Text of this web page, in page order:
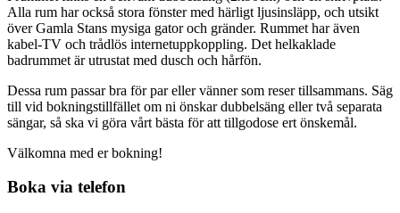
Alla rum har också stora fönster med härligt ljusinsläpp, och utsikt
över Gamla Stans mysiga gator och gränder. Rummet har även
kabel-TV och trådlös internetuppkoppling. Det helkaklade
badrummet är utrustat med dusch och hårfön.
Dessa rum passar bra för par eller vänner som reser tillsammans. Säg
till vid bokningstillfället om ni önskar dubbelsäng eller två separata
sängar, så ska vi göra vårt bästa för att tillgodose ert önskemål.
Välkomna med er bokning!
Boka via telefon